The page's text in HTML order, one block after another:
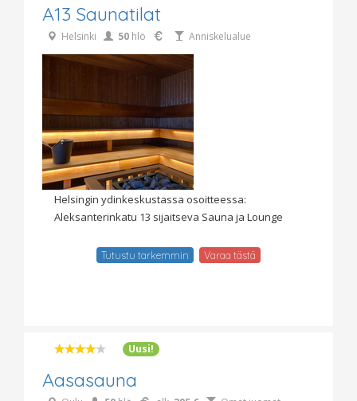
A13 Saunatilat
Helsinki 50 hlö Anniskelualue
Helsingin ydinkeskustassa osoitteessa:
Aleksanterinkatu 13 sijaitseva Sauna ja Lounge
Tutustu tarkemmin Varaa tästä
Uusi!
Aasasauna